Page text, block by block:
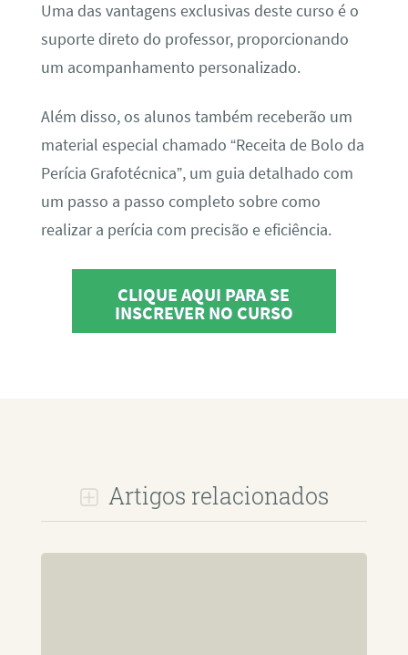
Uma das vantagens exclusivas deste curso é o
suporte direto do professor, proporcionando
um acompanhamento personalizado.
Além disso, os alunos também receberão um
material especial chamado “Receita de Bolo da
Perícia Grafotécnica”, um guia detalhado com
um passo a passo completo sobre como
realizar a perícia com precisão e eficiência.
CLIQUE AQUI PARA SE
INSCREVER NO CURSO
Artigos relacionados